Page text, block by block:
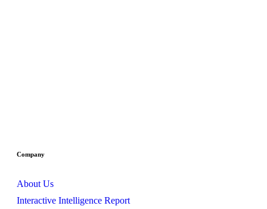
Company
About Us
Interactive Intelligence Report